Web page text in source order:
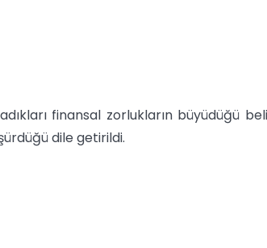
finansal zorlukların büyüdüğü
dile getirildi.